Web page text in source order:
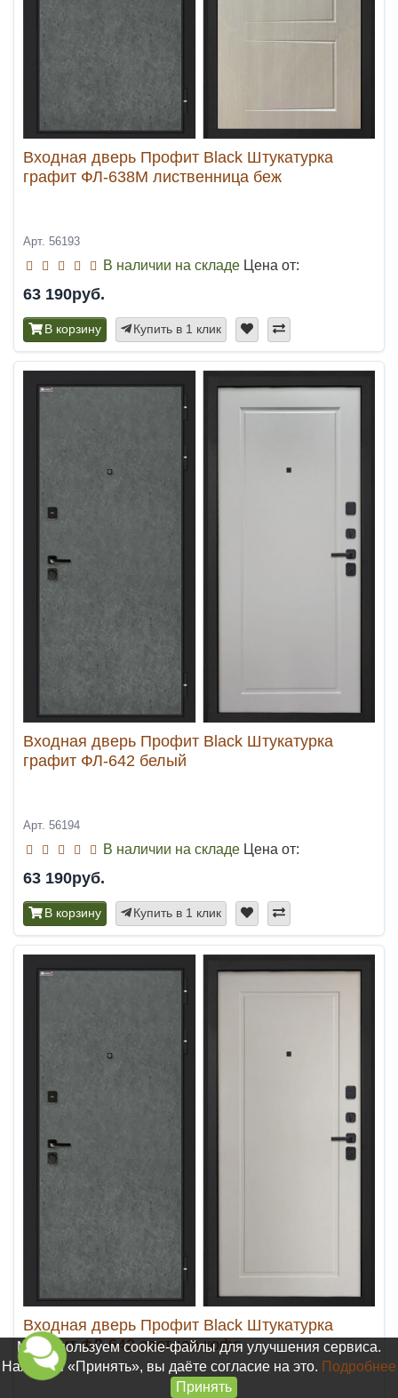
Входная дверь Профит Black Штукатурка
графит ФЛ-638М лиственница беж
Арт. 56193
В наличии на складе Цена от:
63 190руб.
В корзину Купить в 1 клик
Входная дверь Профит Black Штукатурка
графит ФЛ-642 белый
Арт. 56194
В наличии на складе Цена от:
63 190руб.
В корзину Купить в 1 клик
Входная дверь Профит Black Штукатурка
графит ФЛ-642 светлое кофе
Мы используем cookie-файлы для улучшения сервиса.
Нажимая «Принять», вы даёте согласие на это. Подробнее
Принять